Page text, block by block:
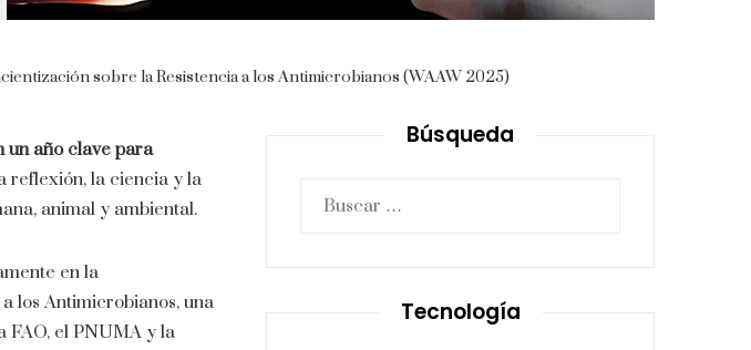
sobre la Resistencia a los Antimicrobianos (WAAW 2025)
un año clave para
reflexión, la ciencia y la
animal y ambiental.
en la
los Antimicrobianos, una
FAO, el PNUMA y la
Búsqueda
Tecnología